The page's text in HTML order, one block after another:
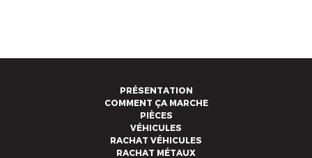
PRÉSENTATION
COMMENT ÇA MARCHE
PIÈCES
VÉHICULES
RACHAT VÉHICULES
RACHAT MÉTAUX